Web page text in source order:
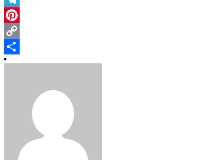
Telegram
Pinterest
Copy
Link
Share